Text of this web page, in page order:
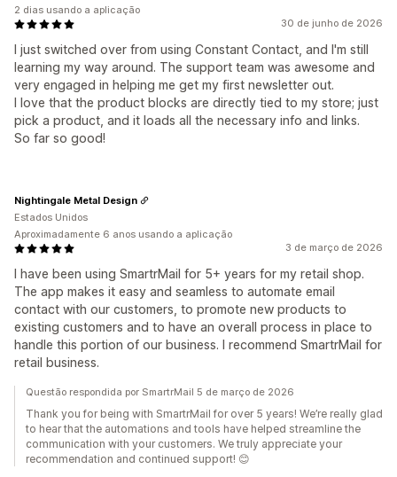
30 de junho de 2026
I just switched over from using Constant Contact, and I'm still
learning my way around. The support team was awesome and
very engaged in helping me get my first newsletter out.
I love that the product blocks are directly tied to my store; just
pick a product, and it loads all the necessary info and links.
So far so good!
2 dias usando a aplicação
3 de março de 2026
I have been using SmartrMail for 5+ years for my retail shop.
The app makes it easy and seamless to automate email
contact with our customers, to promote new products to
existing customers and to have an overall process in place to
handle this portion of our business. I recommend SmartrMail for
retail business.
Nightingale Metal Design
Estados Unidos
Aproximadamente 6 anos usando a aplicação
Questão respondida por SmartrMail 5 de março de 2026
Thank you for being with SmartrMail for over 5 years! We’re really glad
to hear that the automations and tools have helped streamline the
communication with your customers. We truly appreciate your
recommendation and continued support! 😊